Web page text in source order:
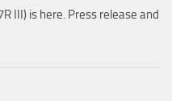
III) is here. Press release and